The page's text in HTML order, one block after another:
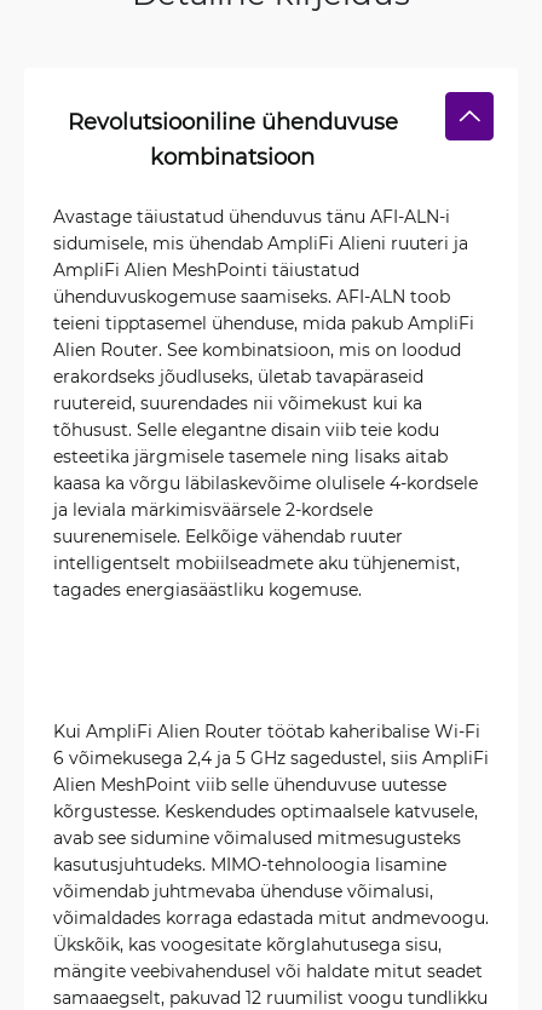
Revolutsiooniline ühenduvuse
kombinatsioon
Avastage täiustatud ühenduvus tänu AFI-ALN-i
sidumisele, mis ühendab AmpliFi Alieni ruuteri ja
AmpliFi Alien MeshPointi täiustatud
ühenduvuskogemuse saamiseks. AFI-ALN toob
teieni tipptasemel ühenduse, mida pakub AmpliFi
Alien Router. See kombinatsioon, mis on loodud
erakordseks jõudluseks, ületab tavapäraseid
ruutereid, suurendades nii võimekust kui ka
tõhusust. Selle elegantne disain viib teie kodu
esteetika järgmisele tasemele ning lisaks aitab
kaasa ka võrgu läbilaskevõime olulisele 4-kordsele
ja leviala märkimisväärsele 2-kordsele
suurenemisele. Eelkõige vähendab ruuter
intelligentselt mobiilseadmete aku tühjenemist,
tagades energiasäästliku kogemuse.
Kui AmpliFi Alien Router töötab kaheribalise Wi-Fi
6 võimekusega 2,4 ja 5 GHz sagedustel, siis AmpliFi
Alien MeshPoint viib selle ühenduvuse uutesse
kõrgustesse. Keskendudes optimaalsele katvusele,
avab see sidumine võimalused mitmesugusteks
kasutusjuhtudeks. MIMO-tehnoloogia lisamine
võimendab juhtmevaba ühenduse võimalusi,
võimaldades korraga edastada mitut andmevoogu.
Ükskõik, kas voogesitate kõrglahutusega sisu,
mängite veebivahendusel või haldate mitut seadet
samaaegselt, pakuvad 12 ruumilist voogu tundlikku